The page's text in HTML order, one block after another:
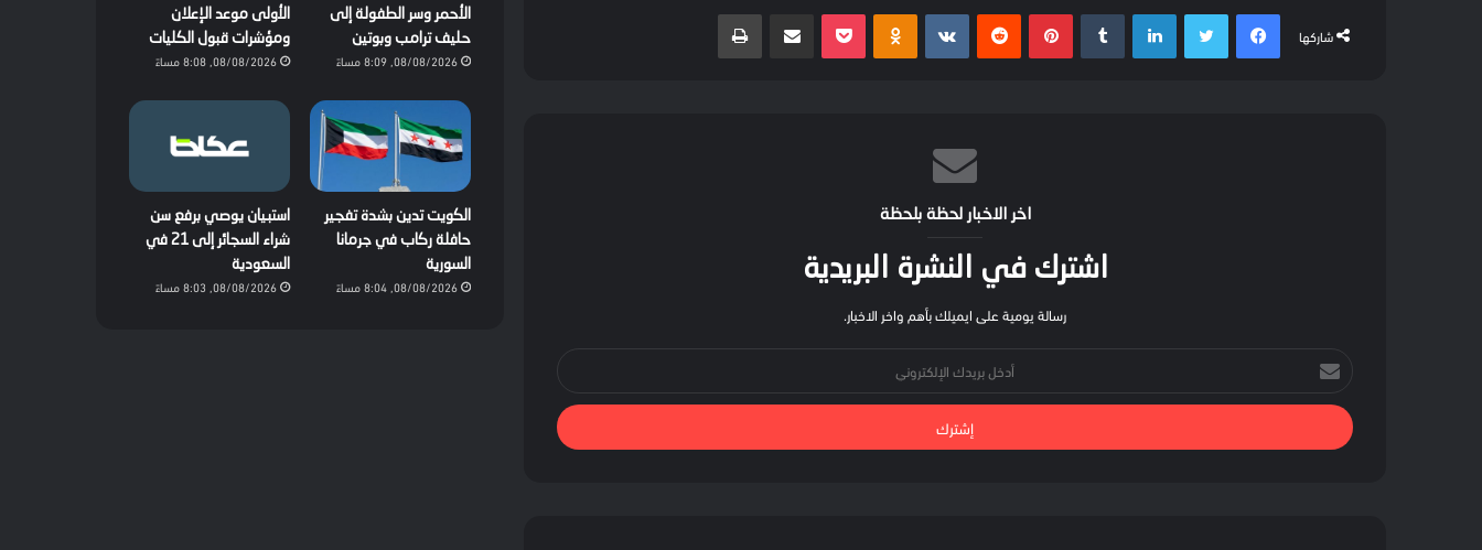
شاركها
فيسبوكتويتر لينكدإن بينتيريست Odnoklassniki
بوكيت مشاركة عبر البريد طباعة
اخر الاخبار لحظة بلحظة
اشترك في النشرة البريدية
رسالة يومية على ايميلك بأهم واخر الاخبار.
بريدك
الإلكتروني
الأحمر وسر الطفولة إلى
حليف ترامب وبوتين
08/08/2026, 8:09 مساءً
الأولى موعد الإعلان
ومؤشرات قبول الكليات
08/08/2026, 8:08 مساءً
الكويت تدين بشدة تفجير
حافلة ركاب في جرمانا
السورية
08/08/2026, 8:04 مساءً
استبيان يوصي برفع سن
شراء السجائر إلى 21 في
السعودية
08/08/2026, 8:03 مساءً